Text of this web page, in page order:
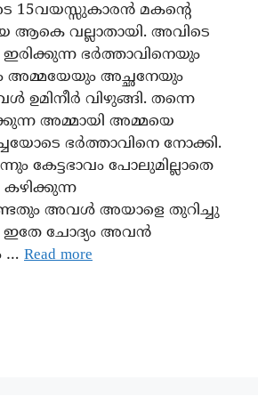
15വയസ്സുകാരൻ മകന്റെ
ആകെ വല്ലാതായി. അവിടെ
ഇരിക്കുന്ന ഭർത്താവിനെയും
അമ്മയേയും അച്ഛനേയും
ഉമിനീർ വിഴുങ്ങി. തന്നെ
അമ്മായി അമ്മയെ
ഭർത്താവിനെ നോക്കി.
കേട്ടഭാവം പോലുമില്ലാതെ
അവൾ അയാളെ തുറിച്ചു
ഇതേ ചോദ്യം അവൻ
… Read more